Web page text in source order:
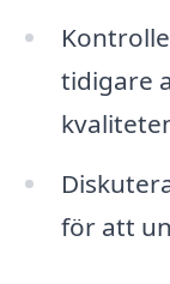
tidigare
för att